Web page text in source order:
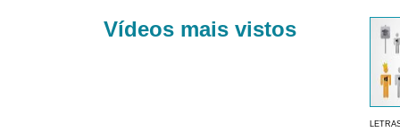
Vídeos mais vistos